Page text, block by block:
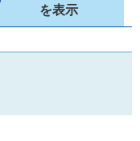
を表示